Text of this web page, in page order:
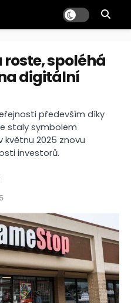
roste, spoléhá
digitální
především díky
staly symbolem
květnu 2025 znovu
investorů.